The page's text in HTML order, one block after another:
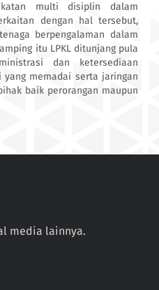
multi disiplin dalam
dengan hal tersebut,
berpengalaman dalam
itu LPKL ditunjang pula
dan ketersediaan
memadai serta jaringan
baik perorangan maupun
media lainnya.